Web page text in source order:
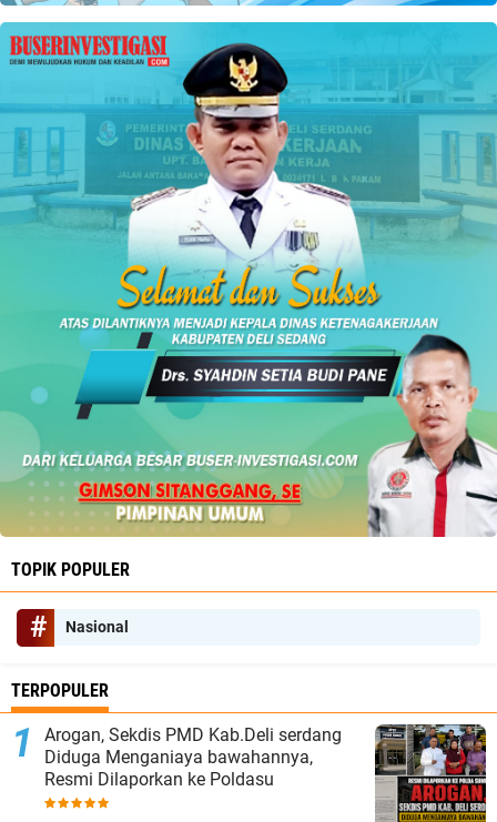
TOPIK POPULER
Nasional
TERPOPULER
‎Arogan, Sekdis PMD Kab.Deli serdang
Diduga Menganiaya bawahannya,
Resmi Dilaporkan ke Poldasu